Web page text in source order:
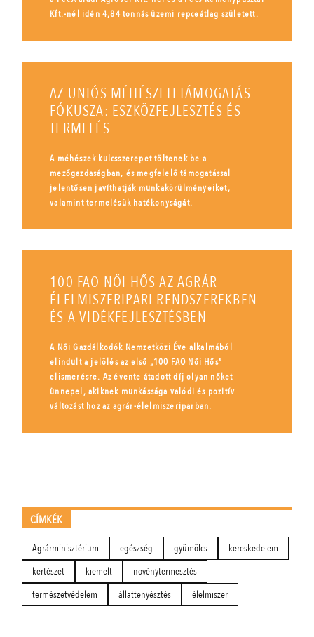
Kft.-nél idén 4,84 tonnás üzemi repceátlag született.
AZ UNIÓS MÉHÉSZETI TÁMOGATÁS
FÓKUSZA: ESZKÖZFEJLESZTÉS ÉS
TERMELÉS
A méhészek kulcsszerepet töltenek be a
mezőgazdaságban, és megfelelő támogatással
jelentősen javíthatják munkakörülményeiket,
valamint termelésük hatékonyságát.
100 FAO NŐI HŐS AZ AGRÁR-
ÉLELMISZERIPARI RENDSZEREKBEN
ÉS A VIDÉKFEJLESZTÉSBEN
A Női Gazdálkodók Nemzetközi Éve alkalmából
elindult a jelölés az első „100 FAO Női Hős”
elismerésre. Az évente átadott díj olyan nőket
ünnepel, akiknek munkássága valódi és pozitív
változást hoz az agrár-élelmiszeriparban.
CÍMKÉK
Agrárminisztérium egészség gyümölcs
kereskedelem
kertészet
kiemelt
növénytermesztés
természetvédelem
állattenyésztés élelmiszer